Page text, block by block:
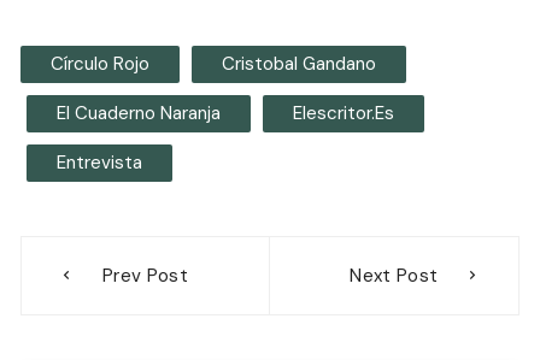
Círculo Rojo Cristobal Gandano
El Cuaderno Naranja Elescritor.es
Entrevista
Prev Post Next Post